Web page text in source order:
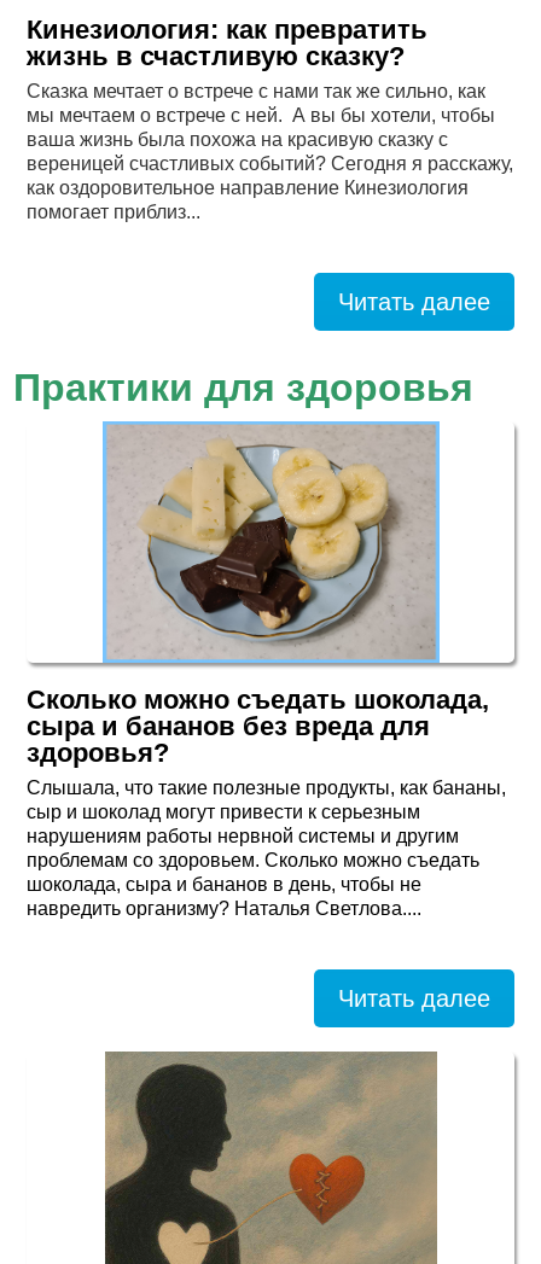
Кинезиология: как превратить
жизнь в счастливую сказку?
Сказка мечтает о встрече с нами так же сильно, как
мы мечтаем о встрече с ней. А вы бы хотели, чтобы
ваша жизнь была похожа на красивую сказку с
вереницей счастливых событий? Сегодня я расскажу,
как оздоровительное направление Кинезиология
помогает приблиз...
Читать далее
Практики для здоровья
Сколько можно съедать шоколада,
сыра и бананов без вреда для
здоровья?
Слышала, что такие полезные продукты, как бананы,
сыр и шоколад могут привести к серьезным
нарушениям работы нервной системы и другим
проблемам со здоровьем. Сколько можно съедать
шоколада, сыра и бананов в день, чтобы не
навредить организму? Наталья Светлова....
Читать далее